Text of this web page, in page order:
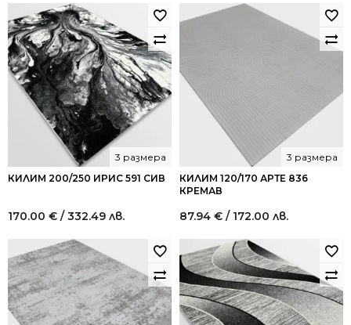
КИЛИМ 200/250 ИРИС 591 СИВ
3 размера
170.00 € / 332.49 лв.
КИЛИМ 120/170 АРТЕ 836
КРЕМАВ
3 размера
87.94 € / 172.00 лв.